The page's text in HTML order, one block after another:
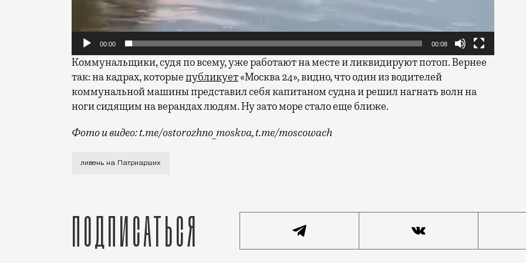
00:00 00:08
Коммунальщики, судя по всему, уже работают на месте и ликвидируют потоп. Вернее
так: на кадрах, которыепубликует«Москва 24», видно, что один из водителей
коммунальной машины представил себя капитаном судна и решил нагнать волн на
ноги сидящим на верандах людям. Ну зато море стало еще ближе.
Фото и видео: t.me/ostorozhno_moskva, t.me/moscowach
Недавно на Патриарших открылся ресторан «РекаМореОкеан», а теперь здесь уже вживую
ливень на Патриарших
Подписаться